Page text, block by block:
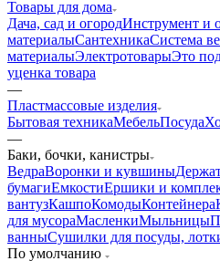
Товары для дома
Дача, сад и огородИнструмент и
материалыСантехникаСистема
материалыЭлектротоварыЭто
уценка товара
—
Пластмассовые изделия
Бытовая техникаМебельПосуда
—
Баки, бочки, канистры
ВедраВоронки и кувшины
бумагиЕмкостиЕршики и
вантузКашпоКомодыКонтейнера
для мусораМасленкиМыльницы
ванныСушилки для посуды,
По умолчанию